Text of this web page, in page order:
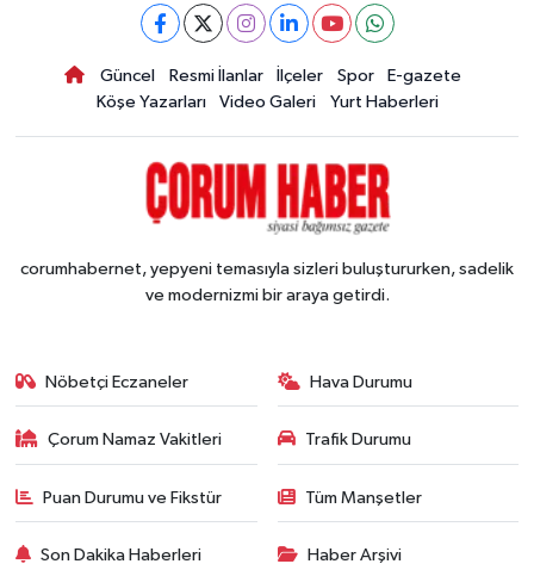
Güncel Resmi İlanlar İlçeler Spor
E-gazete
Köşe Yazarları
Video Galeri Yurt Haberleri
corumhabernet, yepyeni temasıyla sizleri buluştururken, sadelik
ve modernizmi bir araya getirdi.
Nöbetçi Eczaneler Hava Durumu
Çorum Namaz Vakitleri Trafik Durumu
Puan Durumu ve Fikstür Tüm Manşetler
Son Dakika Haberleri Haber Arşivi